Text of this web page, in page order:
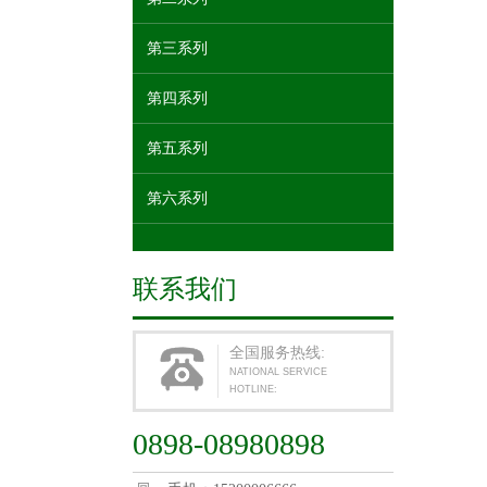
第三系列
第四系列
第五系列
第六系列
联系我们
全国服务热线:
NATIONAL SERVICE
HOTLINE:
0898-08980898